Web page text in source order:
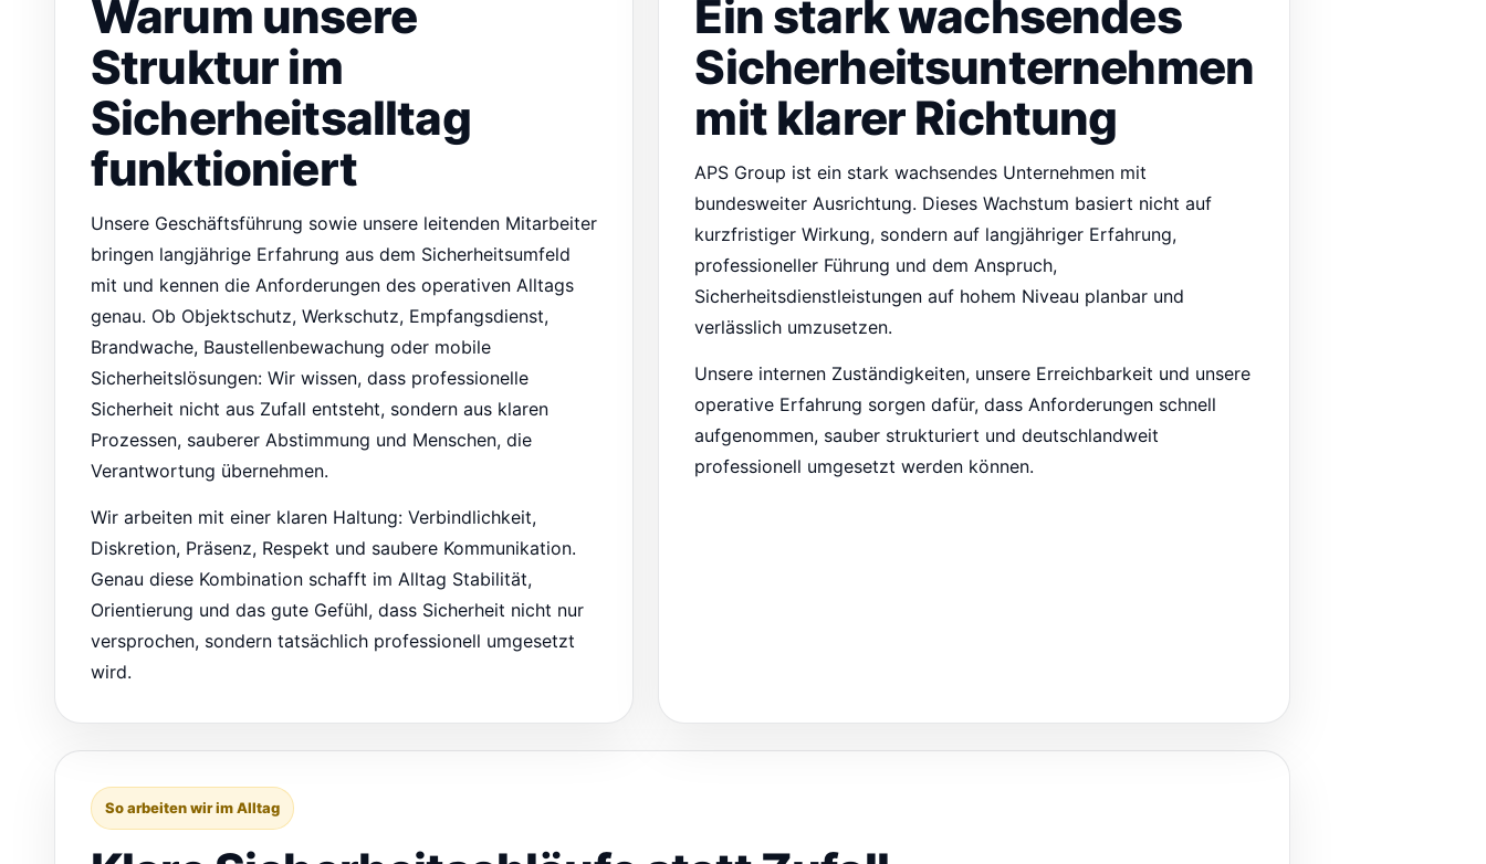
Warum unsere
Struktur im
Sicherheitsalltag
funktioniert
Unsere Geschäftsführung sowie unsere leitenden Mitarbeiter
bringen langjährige Erfahrung aus dem Sicherheitsumfeld
mit und kennen die Anforderungen des operativen Alltags
genau. Ob Objektschutz, Werkschutz, Empfangsdienst,
Brandwache, Baustellenbewachung oder mobile
Sicherheitslösungen: Wir wissen, dass professionelle
Sicherheit nicht aus Zufall entsteht, sondern aus klaren
Prozessen, sauberer Abstimmung und Menschen, die
Verantwortung übernehmen.
Wir arbeiten mit einer klaren Haltung: Verbindlichkeit,
Diskretion, Präsenz, Respekt und saubere Kommunikation.
Genau diese Kombination schafft im Alltag Stabilität,
Orientierung und das gute Gefühl, dass Sicherheit nicht nur
versprochen, sondern tatsächlich professionell umgesetzt
wird.
Ein stark wachsendes
Sicherheitsunternehmen
mit klarer Richtung
APS Group ist ein stark wachsendes Unternehmen mit
bundesweiter Ausrichtung. Dieses Wachstum basiert nicht auf
kurzfristiger Wirkung, sondern auf langjähriger Erfahrung,
professioneller Führung und dem Anspruch,
Sicherheitsdienstleistungen auf hohem Niveau planbar und
verlässlich umzusetzen.
Unsere internen Zuständigkeiten, unsere Erreichbarkeit und unsere
operative Erfahrung sorgen dafür, dass Anforderungen schnell
aufgenommen, sauber strukturiert und deutschlandweit
professionell umgesetzt werden können.
So arbeiten wir im Alltag